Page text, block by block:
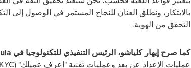
بالابتكار، ونطلق العنان للنجاح المستمر في الوصول إلى
التحقق من الهوية.
كما صرح إيهار كلياشو، الرئيس التنفيذي للتكنولوجيا في Regula،